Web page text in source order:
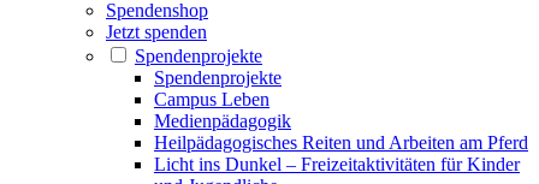
Spendenshop
Jetzt spenden
Spendenprojekte
Spendenprojekte
Campus Leben
Medienpädagogik
Heilpädagogisches Reiten und Arbeiten am Pferd
Licht ins Dunkel – Freizeitaktivitäten für Kinder